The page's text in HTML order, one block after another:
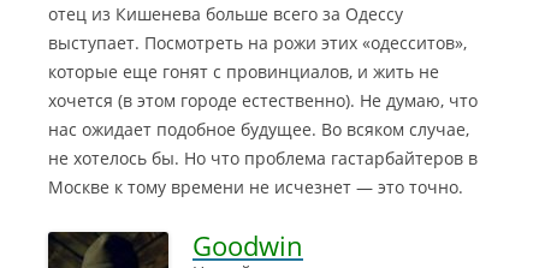
отец из Кишенева больше всего за Одессу
выступает. Посмотреть на рожи этих «одесситов»,
которые еще гонят с провинциалов, и жить не
хочется (в этом городе естественно). Не думаю, что
нас ожидает подобное будущее. Во всяком случае,
не хотелось бы. Но что проблема гастарбайтеров в
Москве к тому времени не исчезнет — это точно.
Goodwin